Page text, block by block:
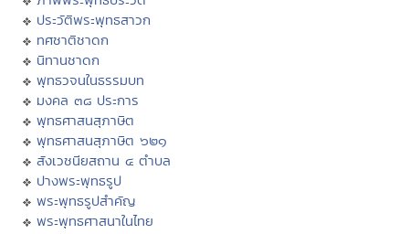
ประวัติพระพุทธสาวก
ทศชาติชาดก
นิทานชาดก
พุทธวจนในธรรมบท
มงคล ๓๘ ประการ
พุทธศาสนสุภาษิต
พุทธศาสนสุภาษิต ๖๒๑
สังเวชนียสถาน ๔ ตำบล
ปางพระพุทธรูป
พระพุทธรูปสำคัญ
พระพุทธศาสนาในไทย